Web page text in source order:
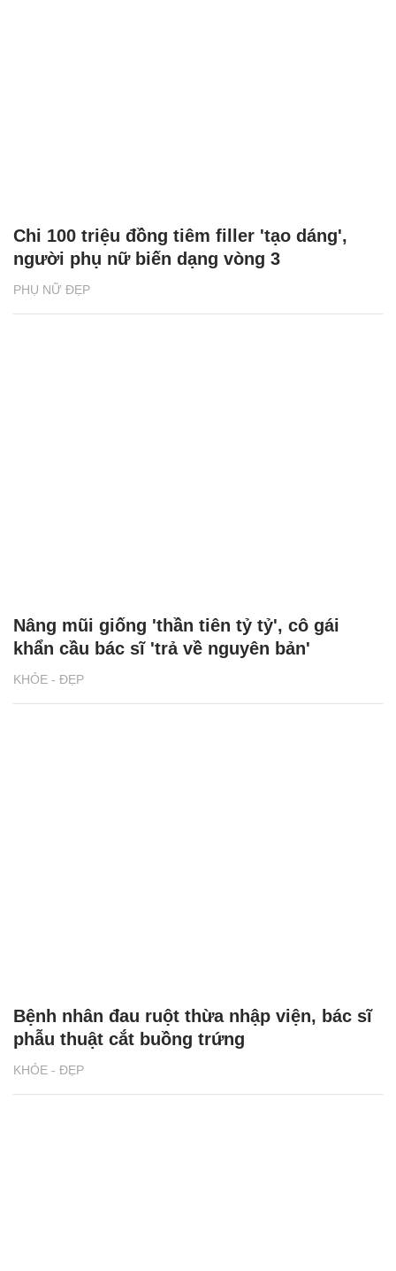
PHỤ NỮ ĐẸP
Chi 100 triệu đồng tiêm filler 'tạo dáng',
người phụ nữ biến dạng vòng 3
KHỎE - ĐẸP
Nâng mũi giống 'thần tiên tỷ tỷ', cô gái
khẩn cầu bác sĩ 'trả về nguyên bản'
KHỎE - ĐẸP
Bệnh nhân đau ruột thừa nhập viện, bác sĩ
phẫu thuật cắt buồng trứng